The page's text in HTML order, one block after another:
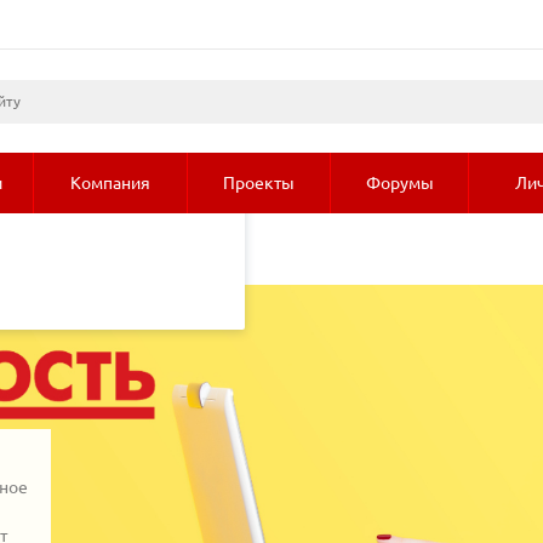
и третьими
страниц
Компания Проекты Форумы